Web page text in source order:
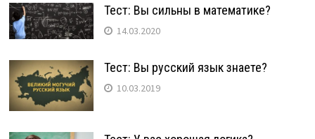
Тест: Вы сильны в математике?
14.03.2020
Тест: Вы русский язык знаете?
10.03.2019